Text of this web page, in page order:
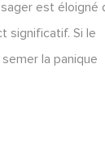
est éloigné
significatif. Si le
la panique